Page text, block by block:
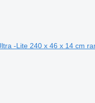
-Lite 240 x 46 x 14 cm